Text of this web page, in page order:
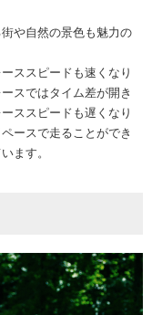
や自然の景色も魅力の
ススピードも速くなり
スではタイム差が開き
ススピードも遅くなり
ースで走ることができ
ます。